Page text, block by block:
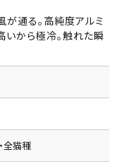
通る。高純度アルミ
から極冷。触れた瞬
全猫種